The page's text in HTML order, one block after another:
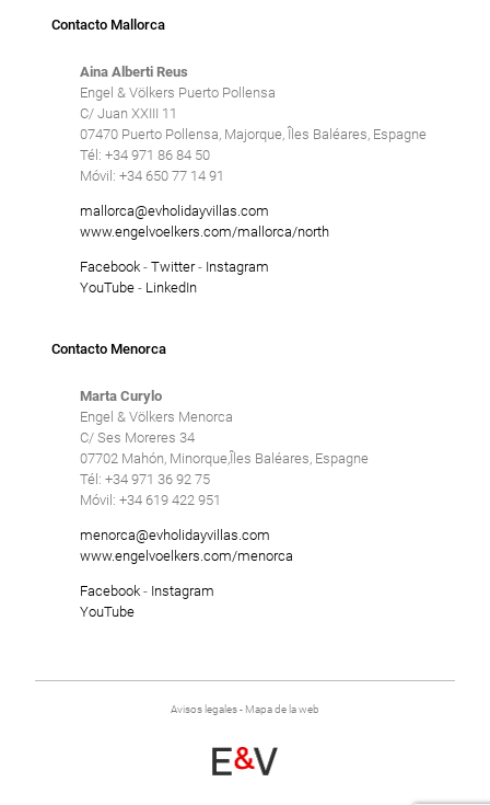
Contacto Mallorca
Aina Alberti Reus
Engel & Völkers Puerto Pollensa
C/ Juan XXIII 11
07470 Puerto Pollensa, Majorque, Îles Baléares, Espagne
Tél: +34 971 86 84 50
Móvil: +34 650 77 14 91
mallorca@evholidayvillas.com
www.engelvoelkers.com/mallorca/north
Facebook- Twitter- Instagram
YouTube- LinkedIn
Contacto Menorca
Marta Curylo
Engel & Völkers Menorca
C/ Ses Moreres 34
07702 Mahón, Minorque,Îles Baléares, Espagne
Tél: +34 971 36 92 75
Móvil: +34 619 422 951
menorca@evholidayvillas.com
www.engelvoelkers.com/menorca
Facebook- Instagram
YouTube
Avisos legales- Mapa de la web